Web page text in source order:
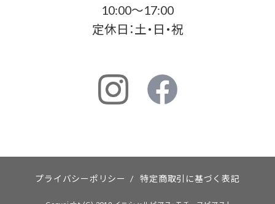
10:00〜17:00
定休日：土・日・祝
プライバシーポリシー / 特定商取引に基づく表記